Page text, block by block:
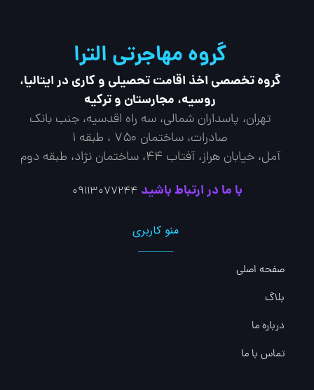
گروه مهاجرتی الترا
گروه تخصصی اخذ اقامت تحصیلی و کاری در ایتالیا،
روسیه، مجارستان و ترکیه
تهران، پاسداران شمالی، سه راه اقدسیه، جنب بانک
صادرات، ساختمان ۷۵۰ ، طبقه ۱
آمل، خیابان هراز، آفتاب 44، ساختمان نژاد، طبقه دوم
با ما در ارتباط باشید 09113077244
منو کاربری
صفحه اصلی
بلاگ
درباره ما
تماس با ما